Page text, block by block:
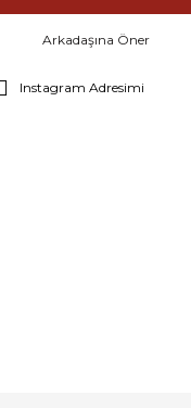
Arkadaşına Öner
Instagram Adresimi